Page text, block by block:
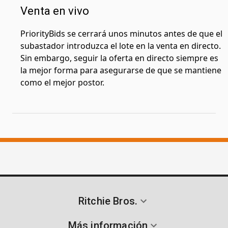
Venta en vivo
PriorityBids se cerrará unos minutos antes de que el
subastador introduzca el lote en la venta en directo.
Sin embargo, seguir la oferta en directo siempre es
la mejor forma para asegurarse de que se mantiene
como el mejor postor.
Ritchie Bros.
Más información